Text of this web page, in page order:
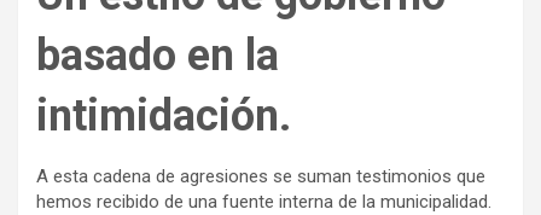
basado en la
intimidación.
A esta cadena de agresiones se suman testimonios que
hemos recibido de una fuente interna de la municipalidad.